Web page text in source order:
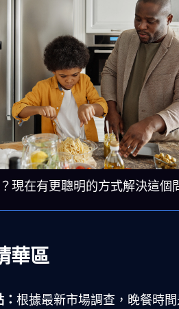
現在有更聰明的方式解決這個
華區
根據最新市場調查，晚餐時